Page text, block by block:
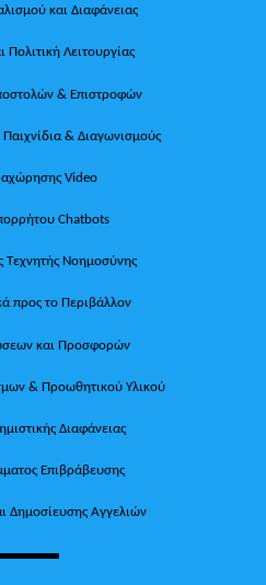
και Διαφάνειας
Λειτουργίας
& Επιστροφών
& Διαγωνισμούς
Video
Chatbots
Τεχνητής Νοημοσύνης
προς το Περιβάλλον
και Προσφορών
& Προωθητικού Υλικού
Διαφάνειας
Επιβράβευσης
Δημοσίευσης Αγγελιών